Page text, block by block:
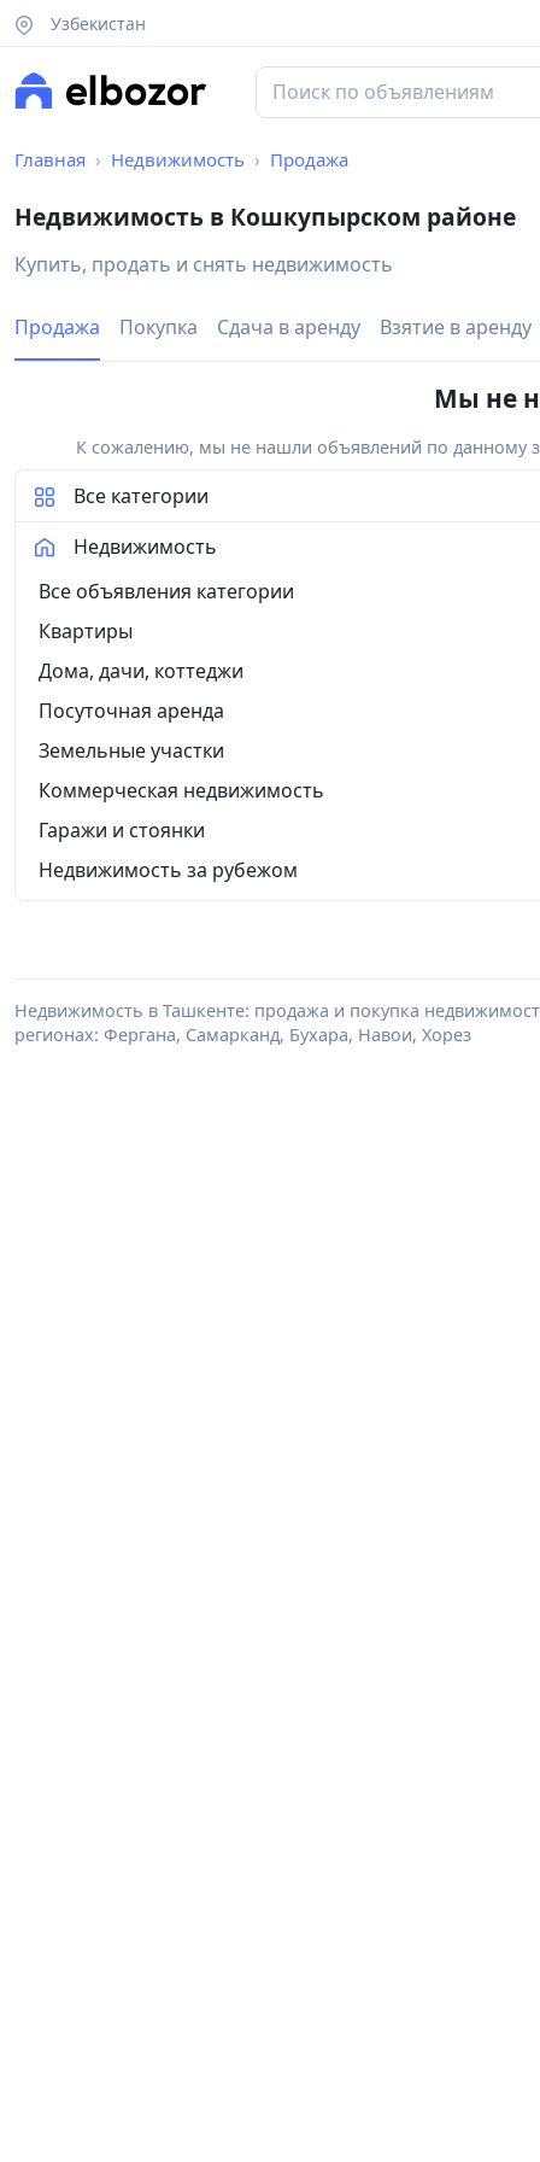
Узбекистан
Главная Недвижимость Продажа
Недвижимость в Кошкупырском районе
Купить, продать и снять недвижимость
Продажа Покупка Сдача в аренду Взятие в аренду
Мы не
К сожалению, мы не нашли объявлений по данному
Все категории
Недвижимость
Все объявления категории
Квартиры
Дома, дачи, коттеджи
Посуточная аренда
Земельные участки
Коммерческая недвижимость
Гаражи и стоянки
Недвижимость за рубежом
Недвижимость в Ташкенте: продажа и покупка
регионах: Фергана, Самарканд, Бухара, Навои, Хорез